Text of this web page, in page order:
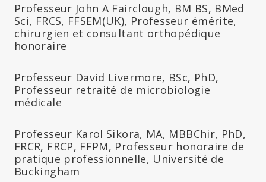
Professeur John A Fairclough, BM BS, BMed
Sci, FRCS, FFSEM(UK), Professeur émérite,
chirurgien et consultant orthopédique
honoraire
Professeur David Livermore, BSc, PhD,
Professeur retraité de microbiologie
médicale
Professeur Karol Sikora, MA, MBBChir, PhD,
FRCR, FRCP, FFPM, Professeur honoraire de
pratique professionnelle, Université de
Buckingham